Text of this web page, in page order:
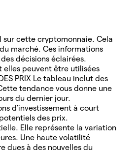
sur cette cryptomonnaie. Cela
marché. Ces informations
décisions éclairées.
peuvent être utilisées
PRIX Le tableau inclut des
tendance vous donne une
du dernier jour.
d'investissement à court
des prix.
Elle représente la variation
Une haute volatilité
dues à des nouvelles du